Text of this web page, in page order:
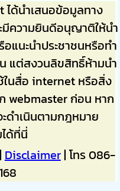
ด้นำเสนอข้อมูลทาง
มีความยินดีอนุญาติให้นำ
แนะนำประชาชนหรือทำ
แต่สงวนลิขสิทธิ์ห้ามนำ
ในสื่อ internet หรือสิ่ง
ก่อน หาก
ดำเนินตามกฎหมาย
ด้ที่นี่
Disclaimer| โทร 086-